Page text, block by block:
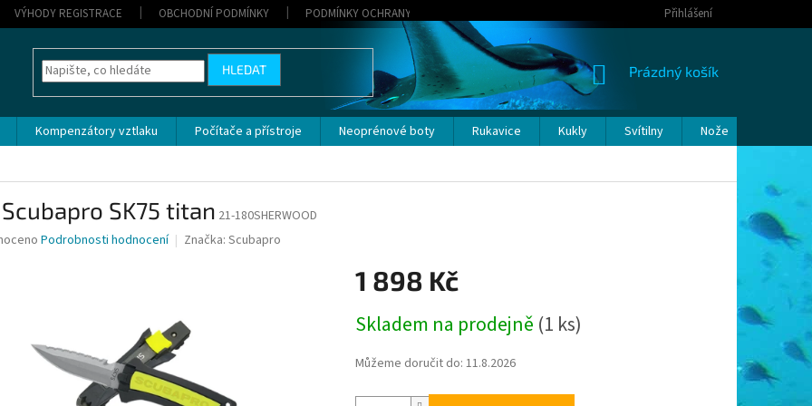
VÝHODY REGISTRACE OBCHODNÍ PODMÍNKY PODMÍNKY OCHRANY OSOBNÍCH ÚDAJŮ Přihlášení
HLEDAT
NÁKUPNÍ
Prázdný košík
Kompenzátory vztlaku Počítače a přístroje Neoprénové boty Rukavice Kukly Svítilny Nože
SK75 titan 21-180SHERWOOD
Podrobnosti hodnocení Značka: Scubapro
1 898 Kč
cena:
Skladem na prodejně (1 ks)
Můžeme doručit do: 11.8.2026